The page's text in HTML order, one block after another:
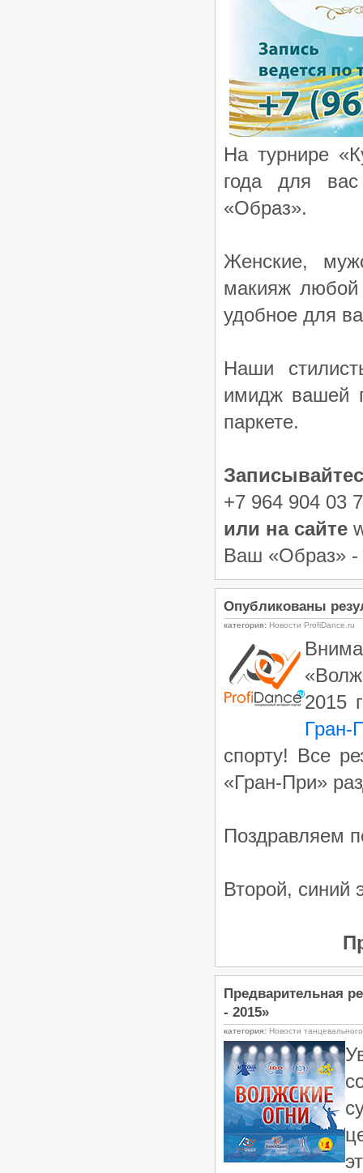
На турнире
года для вас
«Образ».
Женские,
макияж любой
удобное для
Наши
имидж вашей
паркете.
+7 964 904 03
или на сайте
Ваш «Образ» -
Опубликованы
категория: Новости ProfiDance.ru
2015
Гран-
спорту! Все
«Гран-При»
Поздравляем
Второй, синий
Предварительная
- 2015»
категория: Новости